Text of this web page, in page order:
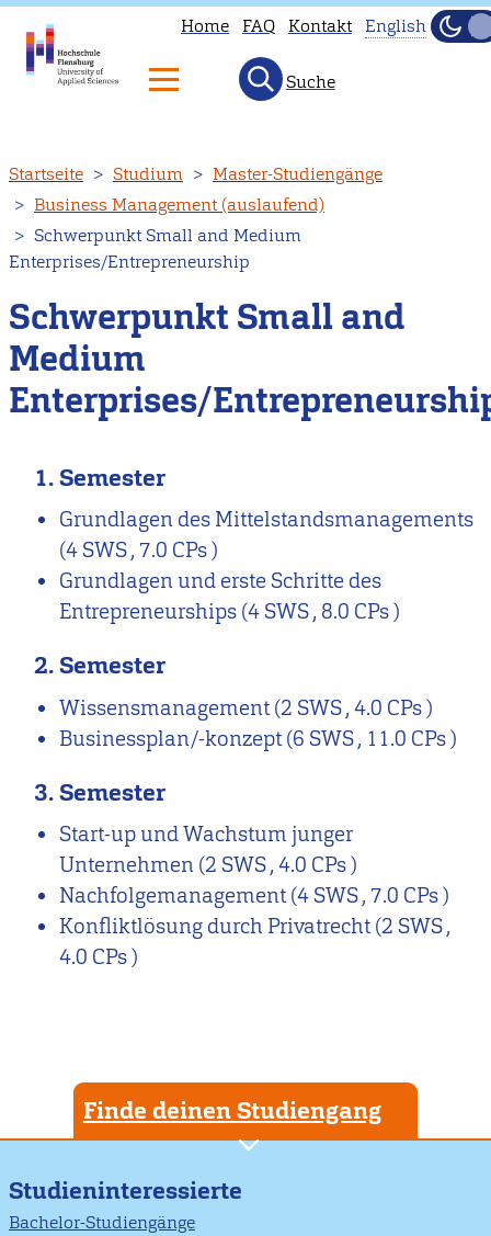
zum
Inhalt
Home FAQ Kontakt
Head
to
English
English
Hell
Suche
Startseite Studium
Master-Studiengänge
Business Management (auslaufend)
Schwerpunkt Small and Medium
Enterprises/Entrepreneurship
Schwerpunkt Small and
Medium
Enterprises/
1. Semester
Grundlagen des Mittelstandsmanagements
(4 SWS , 7.0 CPs )
Grundlagen und erste Schritte des
Entrepreneurships (4 SWS , 8.0 CPs )
2. Semester
Wissensmanagement(2 SWS , 4.0 CPs )
Businessplan/-konzept(6 SWS , 11.0 CPs )
3. Semester
Start-up und Wachstum junger
Unternehmen (2 SWS , 4.0 CPs )
Nachfolgemanagement(4 SWS , 7.0 CPs )
Konfliktlösung durch Privatrecht(2 SWS ,
4.0 CPs )
Finde deinen Studiengang
Studieninteressierte
Bachelor-Studiengänge